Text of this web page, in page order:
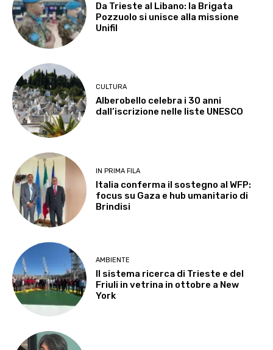
Da Trieste al Libano: la Brigata
Pozzuolo si unisce alla missione
Unifil
CULTURA
Alberobello celebra i 30 anni
dall’iscrizione nelle liste UNESCO
IN PRIMA FILA
Italia conferma il sostegno al WFP:
focus su Gaza e hub umanitario di
Brindisi
AMBIENTE
Il sistema ricerca di Trieste e del
Friuli in vetrina in ottobre a New
York